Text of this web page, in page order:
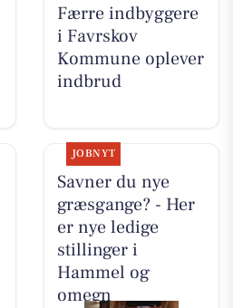
Færre indbyggere
i Favrskov
Kommune oplever
indbrud
JOBNYT
Savner du nye
græsgange? - Her
er nye ledige
stillinger i
Hammel og
omegn